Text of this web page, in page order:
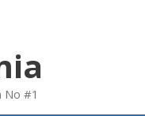
No #1